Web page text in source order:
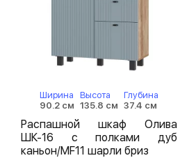
Ширина
90.2 см
Высота
135.8 см
Глубина
37.4 см
Распашной шкаф Олива
ШК-16 с полками дуб
каньон/MF11 шарли бриз